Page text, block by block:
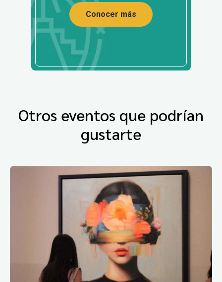
Conocer más
Otros eventos que podrían
gustarte